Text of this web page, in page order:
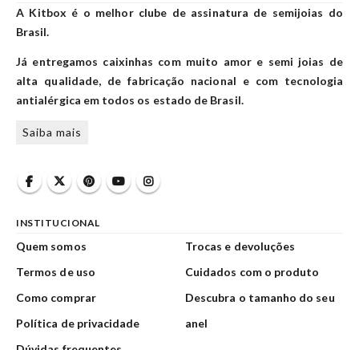
A Kitbox é o melhor clube de assinatura de semijoias do
Brasil.
Já entregamos caixinhas com muito amor e semi joias de
alta qualidade, de fabricação nacional e com tecnologia
antialérgica em todos os estado de Brasil.
Saiba mais
INSTITUCIONAL
Quem somos
Termos de uso
Como comprar
Política de privacidade
Trocas e devoluções
Cuidados com o produto
Descubra o tamanho do seu
anel